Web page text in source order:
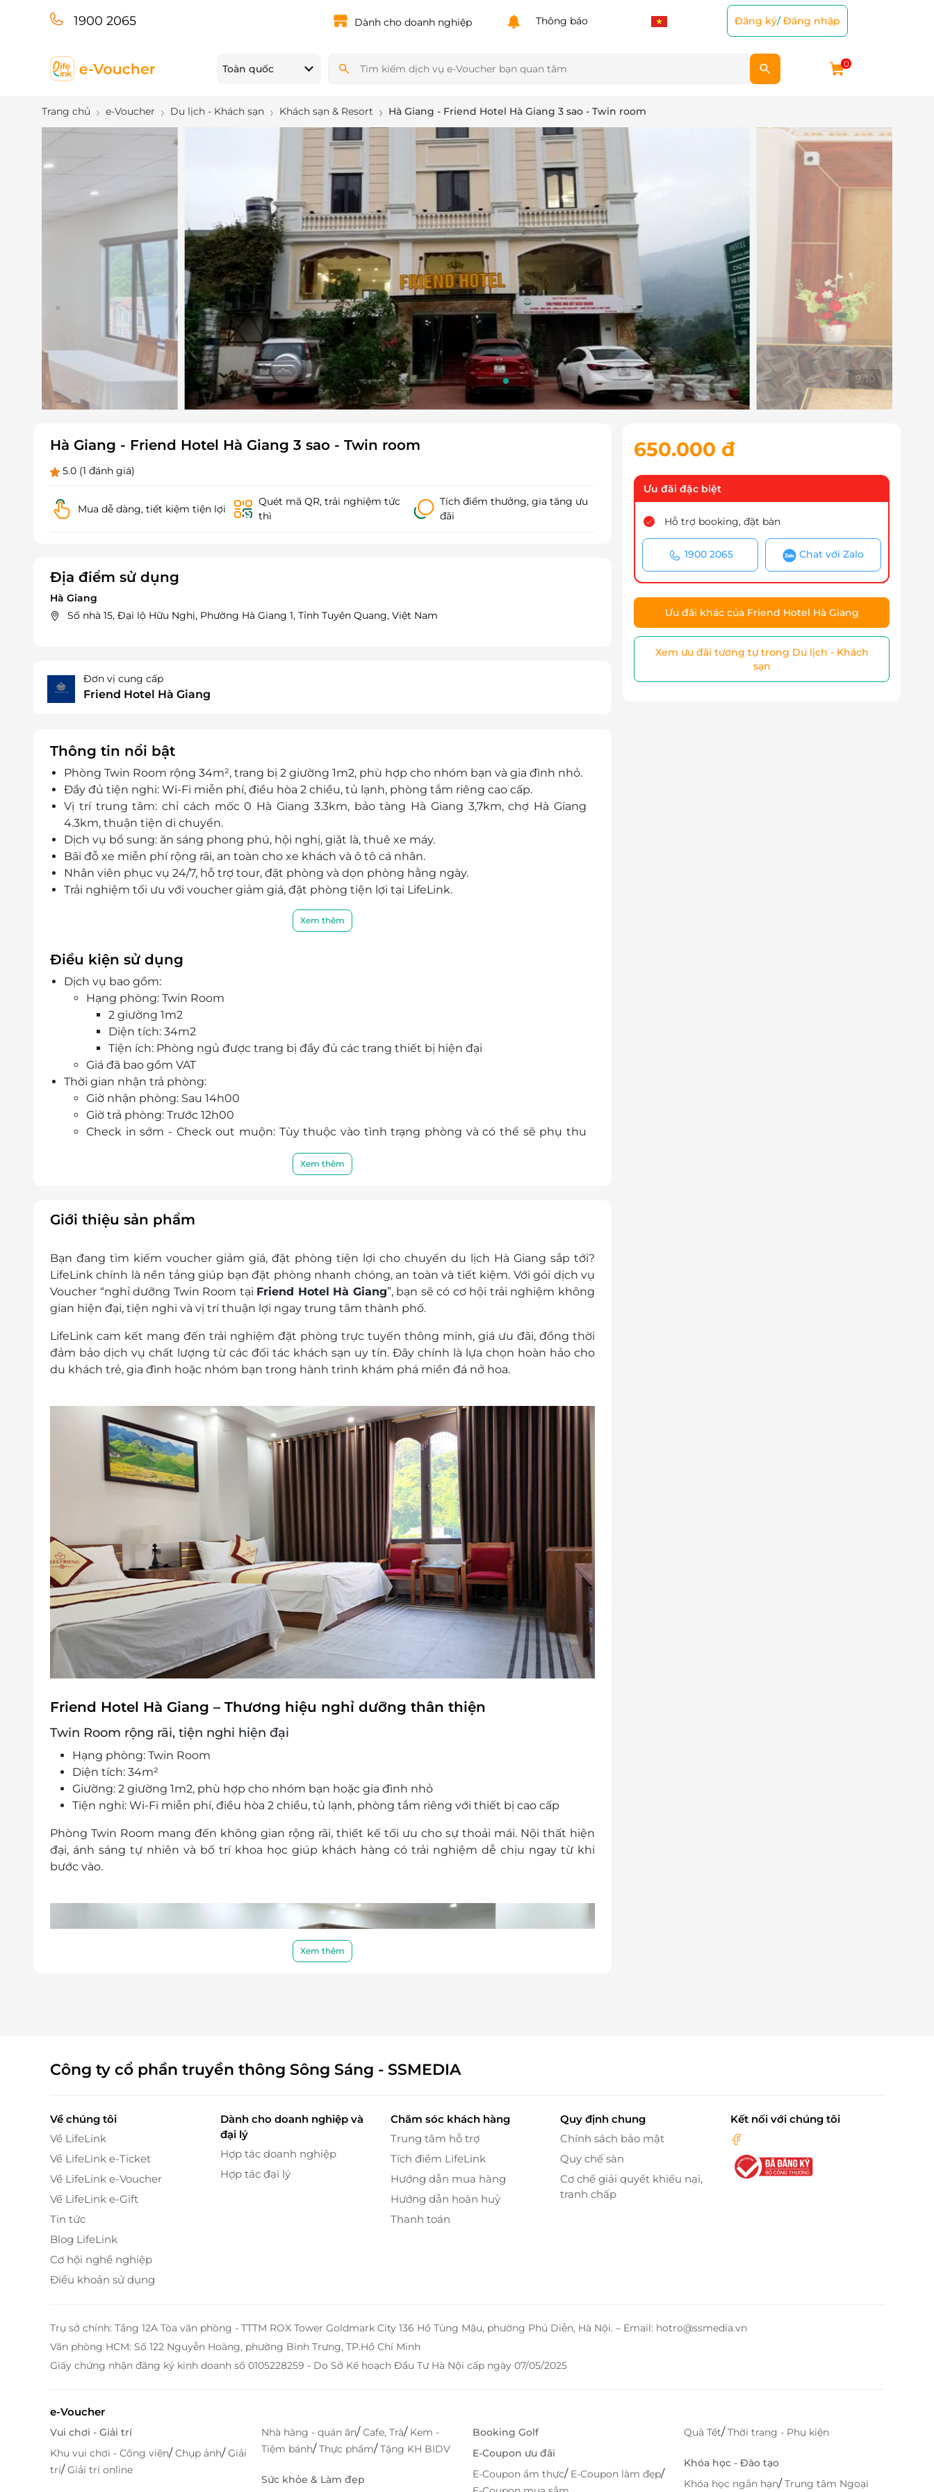
1900 2065 Dành cho doanh nghiệp Thông báo Đăng ký/Đăng nhập
Toàn quốc 0
Trang chủ e-Voucher Du lịch - Khách sạn Khách sạn & Resort Hà Giang - Friend Hotel Hà Giang 3 sao - Twin room
10/10
Hà Giang - Friend Hotel Hà Giang 3 sao - Twin room
5.0 (1 đánh giá)
Mua dễ dàng, tiết kiệm tiện lợi
Quét mã QR, trải nghiệm tức
thì
Tích điểm thưởng, gia tăng ưu
đãi
Địa điểm sử dụng
Hà Giang
Số nhà 15, Đại lộ Hữu Nghị, Phường Hà Giang 1, Tỉnh Tuyên Quang, Việt Nam
Đơn vị cung cấp
Friend Hotel Hà Giang
Thông tin nổi bật
Phòng Twin Room rộng 34m², trang bị 2 giường 1m2, phù hợp cho nhóm bạn và gia đình nhỏ.
Đầy đủ tiện nghi: Wi-Fi miễn phí, điều hòa 2 chiều, tủ lạnh, phòng tắm riêng cao cấp.
Vị trí trung tâm:chỉ cách mốc 0 Hà Giang 3.3km, bảo tàng Hà Giang 3,7km, chợ Hà Giang
4.3km, thuận tiện di chuyển.
Dịch vụ bổ sung: ăn sáng phong phú, hội nghị, giặt là, thuê xe máy.
Bãi đỗ xe miễn phí rộng rãi, an toàn cho xe khách và ô tô cá nhân.
Nhân viên phục vụ 24/7, hỗ trợ tour, đặt phòng và dọn phòng hằng ngày.
Trải nghiệm tối ưu với voucher giảm giá, đặt phòng tiện lợi tại LifeLink.
Xem thêm
Điều kiện sử dụng
Dịch vụ bao gồm:
Hạng phòng: Twin Room
2 giường 1m2
Diện tích: 34m2
Tiện ích: Phòng ngủ được trang bị đầy đủ các trang thiết bị hiện đại
Giá đã bao gồm VAT
Thời gian nhận trả phòng:
Giờ nhận phòng: Sau 14h00
Giờ trả phòng: Trước 12h00
Check in sớm - Check out muộn: Tùy thuộc vào tình trạng phòng và có thể sẽ phụ thu
Liên hệ check tình trạng phòng trống trước khi mua voucher
Điều kiện khác:
Một khách hàng được mua nhiều e-Voucher/e-Coupon
e-Voucher/e-Coupon không có giá trị quy đổi thành tiền mặt, không trả lại tiền thừa
Không áp dụng đồng thời với chương trình khuyến mại khác.
Xem thêm
Giới thiệu sản phẩm
Bạn đang tìm kiếm voucher giảm giá, đặt phòng tiện lợi cho chuyến du lịch Hà Giang sắp tới?
LifeLink chính là nền tảng giúp bạn đặt phòng nhanh chóng, an toàn và tiết kiệm. Với gói dịch vụ
Voucher “nghỉ dưỡng Twin Room tại Friend Hotel Hà Giang”, bạn sẽ có cơ hội trải nghiệm không
gian hiện đại, tiện nghi và vị trí thuận lợi ngay trung tâm thành phố.
LifeLink cam kết mang đến trải nghiệm đặt phòng trực tuyến thông minh, giá ưu đãi, đồng thời
đảm bảo dịch vụ chất lượng từ các đối tác khách sạn uy tín. Đây chính là lựa chọn hoàn hảo cho
du khách trẻ, gia đình hoặc nhóm bạn trong hành trình khám phá miền đá nở hoa.
Friend Hotel Hà Giang – Thương hiệu nghỉ dưỡng thân thiện
Twin Room rộng rãi, tiện nghi hiện đại
Hạng phòng: Twin Room
Diện tích: 34m²
Giường: 2 giường 1m2, phù hợp cho nhóm bạn hoặc gia đình nhỏ
Tiện nghi: Wi-Fi miễn phí, điều hòa 2 chiều, tủ lạnh, phòng tắm riêng với thiết bị cao cấp
Phòng Twin Room mang đến không gian rộng rãi, thiết kế tối ưu cho sự thoải mái. Nội thất hiện
đại, ánh sáng tự nhiên và bố trí khoa học giúp khách hàng có trải nghiệm dễ chịu ngay từ khi
bước vào.
Xem thêm
650.000 đ
Ưu đãi đặc biệt
Hỗ trợ booking, đặt bàn
1900 2065 Chat với Zalo
Ưu đãi khác của Friend Hotel Hà Giang
Xem ưu đãi tương tự trong Du lịch - Khách
sạn
Công ty cổ phần truyền thông Sông Sáng - SSMEDIA
Về chúng tôi
Về LifeLink
Về LifeLink e-Ticket
Về LifeLink e-Voucher
Về LifeLink e-Gift
Tin tức
Blog LifeLink
Cơ hội nghề nghiệp
Điều khoản sử dụng
Dành cho doanh nghiệp và
đại lý
Hợp tác doanh nghiệp
Hợp tác đại lý
Chăm sóc khách hàng
Trung tâm hỗ trợ
Tích điểm LifeLink
Hướng dẫn mua hàng
Hướng dẫn hoàn huỷ
Thanh toán
Quy định chung
Chính sách bảo mật
Quy chế sàn
Cơ chế giải quyết khiếu nại,
tranh chấp
Kết nối với chúng tôi
Trụ sở chính: Tầng 12A Tòa văn phòng - TTTM ROX Tower Goldmark City 136 Hồ Tùng Mậu, phường Phú Diễn, Hà Nội. – Email: hotro@ssmedia.vn
Văn phòng HCM: Số 122 Nguyễn Hoàng, phường Bình Trưng, TP.Hồ Chí Minh
Giấy chứng nhận đăng ký kinh doanh số 0105228259 - Do Sở Kế hoạch Đầu Tư Hà Nội cấp ngày 07/05/2025
e-Voucher
Vui chơi - Giải trí
Khu vui chơi - Công viên/Chụp ảnh/Giải
trí/Giải trí online
Nhà hàng - quán ăn/Cafe, Trà/ Kem -
Tiệm bánh/Thực phẩm/Tặng KH BIDV
Sức khỏe & Làm đẹp
Booking Golf
E-Coupon ưu đãi
E-Coupon ẩm thực/ E-Coupon làm đẹp/
Quà Tết/Thời trang - Phụ kiện
Khóa học - Đào tạo
Khóa học ngắn hạn/Trung tâm Ngoại